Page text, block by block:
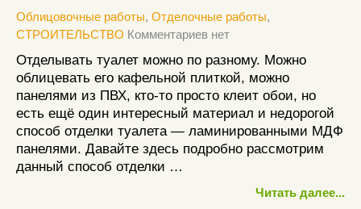
Облицовочные работы, Отделочные работы,
СТРОИТЕЛЬСТВО Комментариев нет
Отделывать туалет можно по разному. Можно
облицевать его кафельной плиткой, можно
панелями из ПВХ, кто-то просто клеит обои, но
есть ещё один интересный материал и недорогой
способ отделки туалета — ламинированными МДФ
панелями. Давайте здесь подробно рассмотрим
данный способ отделки …
Читать далее...